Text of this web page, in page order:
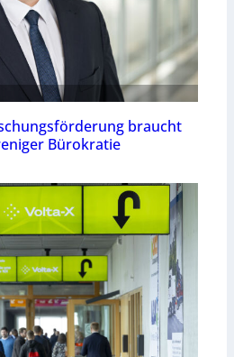
braucht
Bürokratie